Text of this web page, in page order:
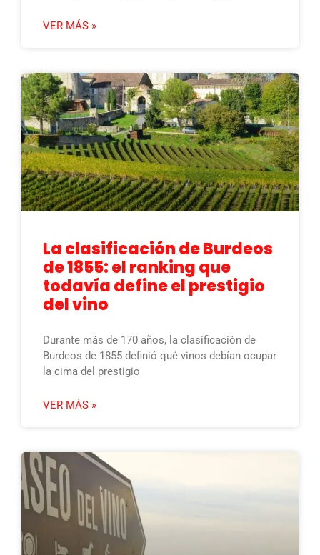
VER MÁS »
La clasificación de Burdeos
de 1855: el ranking que
todavía define el prestigio
del vino
Durante más de 170 años, la clasificación de
Burdeos de 1855 definió qué vinos debían ocupar
la cima del prestigio
VER MÁS »